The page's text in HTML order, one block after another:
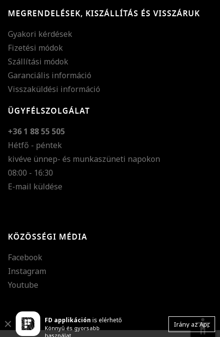
MEGRENDELÉSEK, KISZÁLLÍTÁS ÉS VISSZÁRUK
Gyakori kérdések
Fizetési módok
Szállítási módok
Garanciális információ
Visszaküldési információ
ÜGYFÉLSZOLGÁLAT
+36 1 88 55 505
Hétfő - péntek
kivéve ünnep- és munkaszüneti napokon
08:00 - 16:30
E-mail küldése
KÖZÖSSÉGI MÉDIA
Facebook
Instagram
Youtube
FD applikáción is elérhető
Könnyű és gyorsabb
használat
Irány az App
Close accessibility
Nagy kurzor